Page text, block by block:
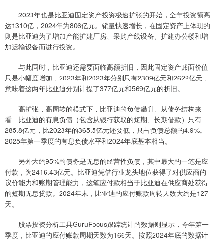
2023年也是比亚迪固定资产投资极速扩张的开始，全年投资额高
达1310亿，2024年为806亿元。销量快速增长，在固定资产上体现的
则是比亚迪为了增加产能扩建厂房、采购产线设备、扩建办公楼和增
加运输设备而进行投资。
与此同时，比亚迪还需要面临高额折旧，因此固定资产账面价值
只是小幅度增加，2023年和2023年分别只有2309亿元和2622亿元，
意味着这两年比亚迪分别计提了377亿元和569亿元的折旧。
高扩张，高周转的模式下，比亚迪的负债攀升。从债务结构来
看，比亚迪的有息负债（包含从银行获取的短期、长期借款）只有
285.8亿元，比2023年的365.5亿元还要低，只占负债总额的4.9%。
2025年第一季度的有息负债水平和2024年底基本相当。
另外大约95%的债务是无息的经营性负债，其中最大的一笔是应
付款，为2416.43亿元。比亚迪凭借行业龙头地位获得了对供应商的
议价能力和账期管理能力，这笔应付款相当于比亚迪在供应商处获得
的短期无息贷款。2024年末，比亚迪的应付账款周转天数大约是127
天。
股票投资分析工具GuruFocus跟踪统计的数据则显示，今年第一
季度，比亚迪的应付账款周期天数为166天。按照2024年底的数据计